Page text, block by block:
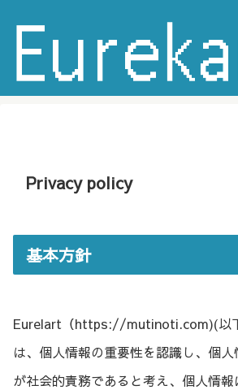
Privacy policy
基本方針
Eurelart（https://mutinoti.com)(以
は、個人情報の重要性を認識し、個
が社会的責務であると考え、個人情